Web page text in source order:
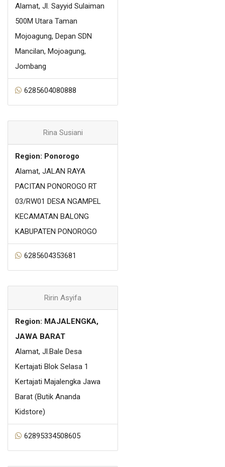
Alamat, Jl. Sayyid Sulaiman
500M Utara Taman
Mojoagung, Depan SDN
Mancilan, Mojoagung,
Jombang
6285604080888
Rina Susiani
Region: Ponorogo
Alamat, JALAN RAYA
PACITAN PONOROGO RT
03/RW01 DESA NGAMPEL
KECAMATAN BALONG
KABUPATEN PONOROGO
6285604353681
Ririn Asyifa
Region: MAJALENGKA,
JAWA BARAT
Alamat, Jl.Bale Desa
Kertajati Blok Selasa 1
Kertajati Majalengka Jawa
Barat (Butik Ananda
Kidstore)
62895334508605